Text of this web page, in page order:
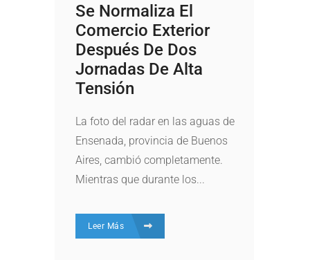
Se Normaliza El
Comercio Exterior
Después De Dos
Jornadas De Alta
Tensión
La foto del radar en las aguas de
Ensenada, provincia de Buenos
Aires, cambió completamente.
Mientras que durante los...
Leer Más